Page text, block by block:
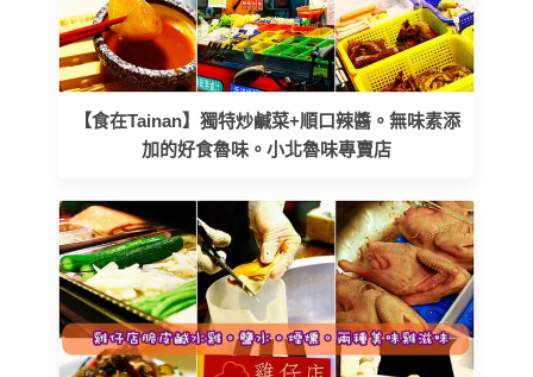
【食在Tainan】獨特炒鹹菜+順口辣醬。無味素添
加的好食魯味。小北魯味專賣店